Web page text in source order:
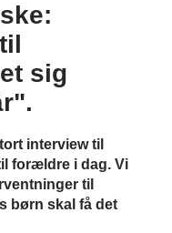
sig
interview til
forældre i dag. Vi
til
børn skal få det